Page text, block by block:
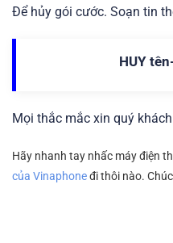
Để hủy gói cước. Soạn tin
HUY
Mọi thắc mắc xin quý
Hãy nhanh tay nhấc máy điện
của Vinaphoneđi thôi nào.